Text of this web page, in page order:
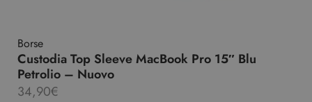
Borse
Custodia Top Sleeve MacBook Pro 15″ Blu
Petrolio – Nuovo
34,90€